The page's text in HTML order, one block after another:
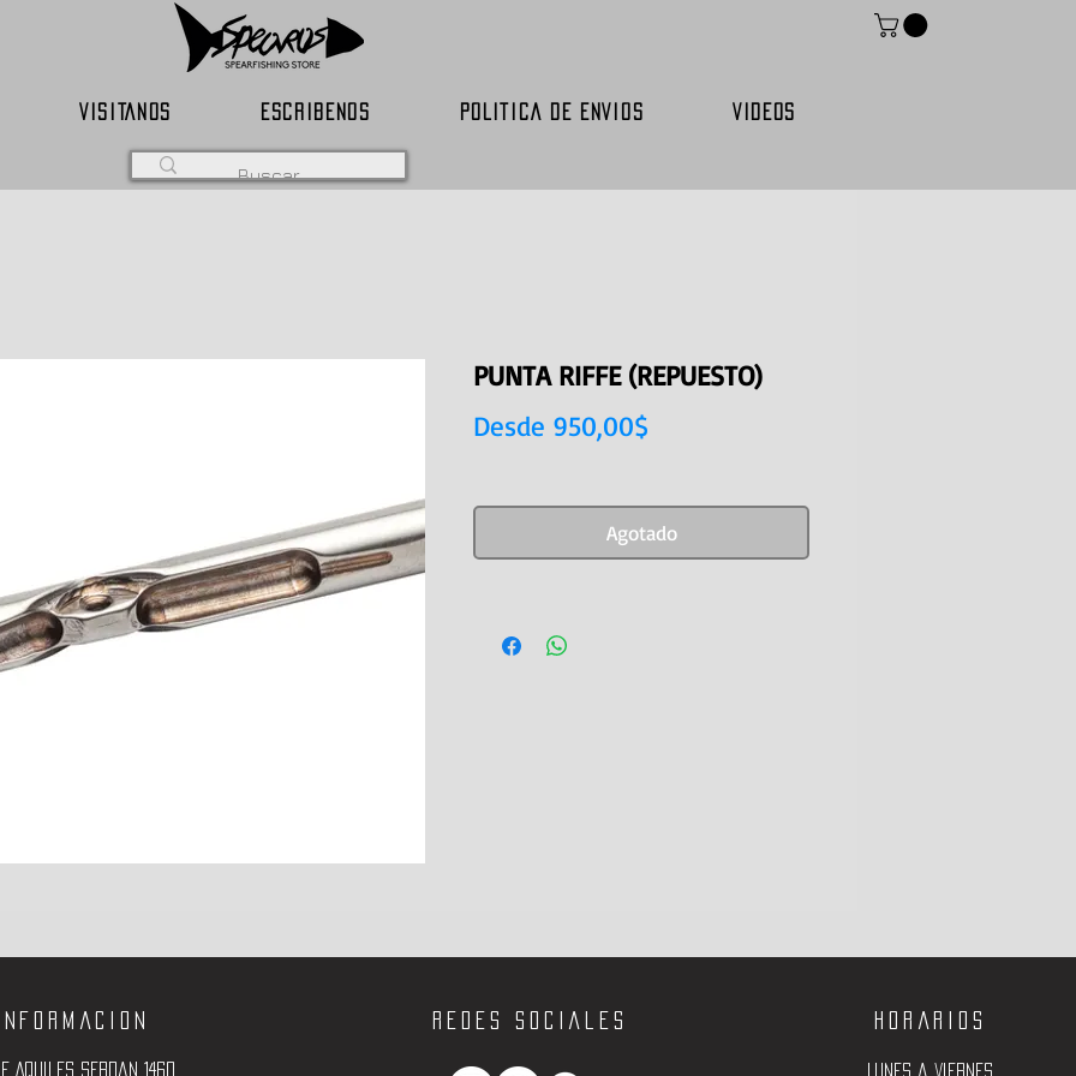
VISITANOS ESCRIBENOS POLITICA DE ENVIOS VIDEOS
PUNTA RIFFE (REPUESTO)
Desde 950,00$
Agotado
Aquiles Serdan 1460,
Redes sociales Horarios
Lunes a viernes